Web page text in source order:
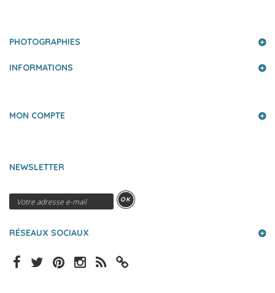
PHOTOGRAPHIES
INFORMATIONS
MON COMPTE
NEWSLETTER
OK
RÉSEAUX SOCIAUX